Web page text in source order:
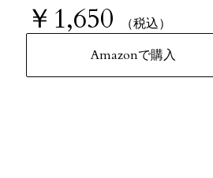
￥1,650
（税込）
Amazonで購入